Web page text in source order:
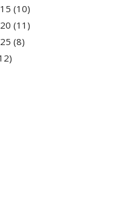
(10)
(11)
(8)